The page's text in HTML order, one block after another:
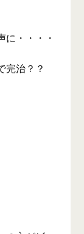
・・・・
完治？？